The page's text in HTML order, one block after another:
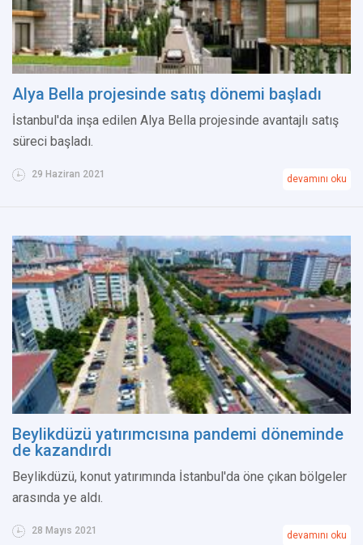
Alya Bella projesinde satış dönemi başladı
İstanbul'da inşa edilen Alya Bella projesinde avantajlı satış
süreci başladı.
29 Haziran 2021 devamını oku
Beylikdüzü yatırımcısına pandemi döneminde
de kazandırdı
Beylikdüzü, konut yatırımında İstanbul'da öne çıkan bölgeler
arasında ye aldı.
28 Mayıs 2021 devamını oku